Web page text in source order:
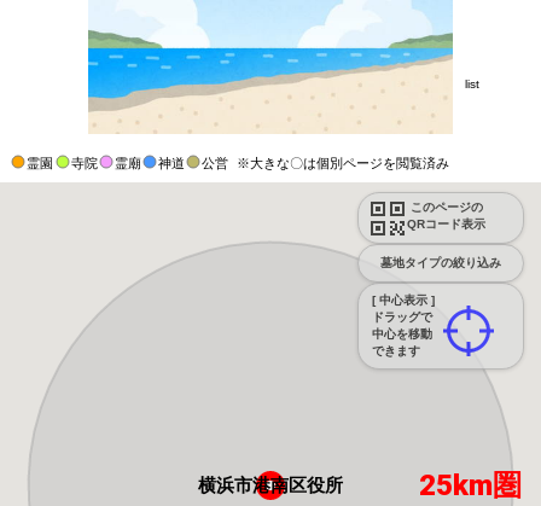
霊園 寺院 霊廟 神道 公営 ※大きな〇は個別ページを閲覧済み
このページの
QRコード表示
墓地タイプの絞り込み
[ 中心表示 ]
ドラッグで
中心を移動
できます
list
横浜市港南区役所 25km圏